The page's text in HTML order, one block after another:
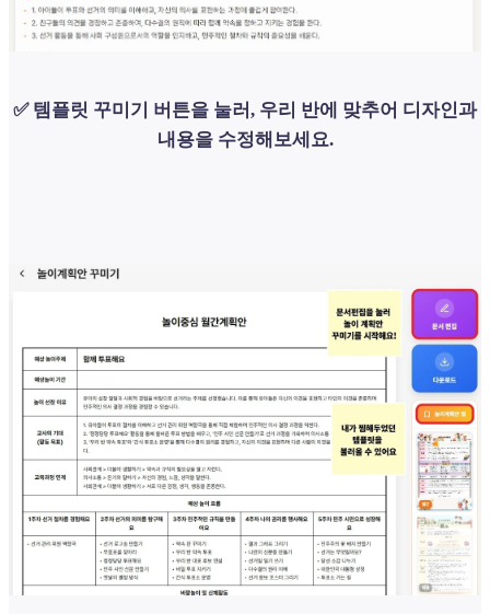
✅ 템플릿 꾸미기 버튼을 눌러, 우리 반에 맞추어 디자인과
내용을 수정해보세요.